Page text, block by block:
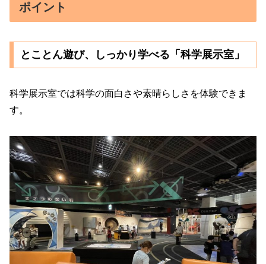
ポイント
とことん遊び、しっかり学べる「科学展示室」
科学展示室では科学の面白さや素晴らしさを体験できま
す。